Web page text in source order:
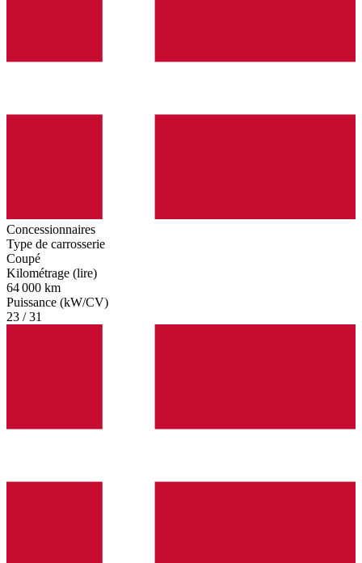
Concessionnaires
Type de carrosserie
Coupé
Kilométrage (lire)
64 000 km
Puissance (kW/CV)
23 / 31